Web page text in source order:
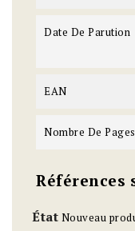
Date De Parution
EAN
Nombre De Pages
Références
État Nouveau